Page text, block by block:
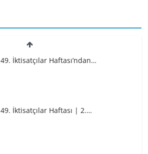
49. İktisatçılar Haftası’ndan…
49. İktisatçılar Haftası | 2.…